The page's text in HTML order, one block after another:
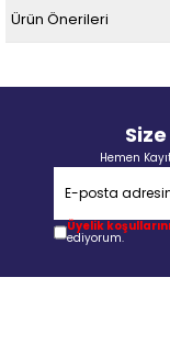
Ürün Önerileri
Hemen
Üyelik koşullarını
ediyorum.